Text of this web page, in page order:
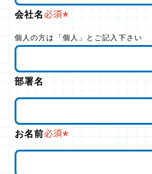
会社名必須
個人の方は「個人」とご記入下さい
部署名
お名前必須